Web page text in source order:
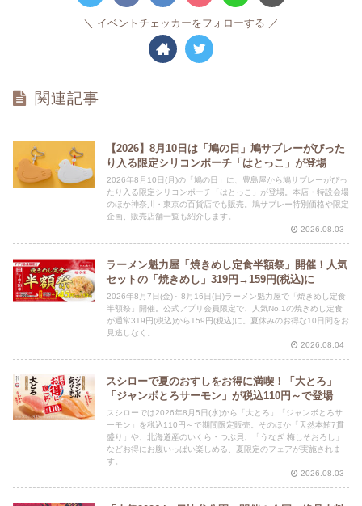
イベントチェッカーをフォローする
関連記事
【2026】8月10日は「鳩の日」鳩サブレーがぴった
り入る限定シリコンポーチ「はとっこ」が登場
2026年8月10日(月)の「鳩の日」に、豊島屋から鳩サブレーがぴっ
たり入る限定シリコンポーチ「はとっこ」が登場。本店・特設会場
のほか神奈川・東京の百貨店でも販売。鳩サブレー特別価格や限定
企画、販売店舗一覧も紹介します。
2026.08.03
ラーメン魁力屋「焼きめし定食半額祭」開催！人気
セットの「焼きめし」319円→159円(税込)に
2026年8月7日(金)～8月16日(日)ラーメン魁力屋で「焼きめし定食
半額祭」開催。公式アプリ会員限定で、人気No.1の焼きめし定食
が通常319円(税込)から159円(税込)に。夏休みのお得な10日間をお
見逃しなく。
2026.08.04
スシローで夏のおすしをお得に満喫！「大とろ」
「ジャンボとろサーモン」が税込110円～で登場
スシローでは2026年8月5日(水)から「大とろ」「ジャンボとろサ
ーモン」を税込110円～で期間限定販売。そのほか「天然本鮪7貫
盛り」や、北海道産のいくら・つぶ貝、「うなぎ 梅しそおろし」
などお得にお腹いっぱい楽しめる、夏限定のフェアが実施されま
す。
2026.08.03